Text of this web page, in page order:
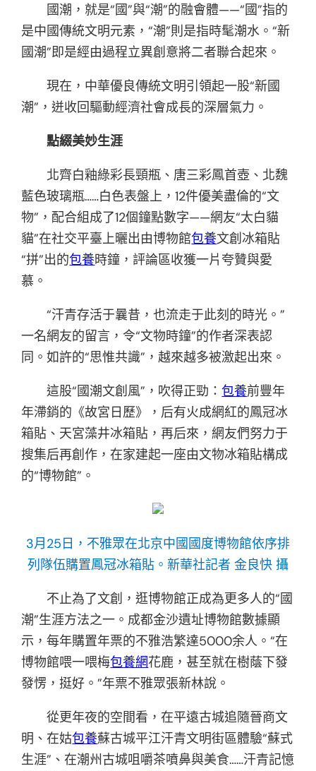
國潮，就是“國”與“潮”的融會體——“國”指的
是中國傳統文明元素，“潮”則是指時髦潮水。“新
國潮”即是經由過程立異創意將二者聯合起來。
現在，中華優良傳統文明引領起一股“新國
潮”，迸收回驅動經濟社會成長的深層氣力。
點綴美妙生涯
北齊白釉綠彩長頸瓶、唐三彩鳳首壺、北魏
藍色玻璃瓶……白色表盤上，12件優美盡倫的“文
物”，配合組成了12個鐘點數字——網友“太白貓
貓”在社交平臺上曬出由博物館包養文創冰箱貼
“拼”出的包養時鐘，評論區收獲一片夸贊與愛
慕。
“汗青存活于曩昔，也流走于此刻的時光。”
一名網友的留言，令“文物時鐘”的作者深表認
同。如許的“思惟共識”，越來越多被激起出來。
這股“國潮文創風”，吹得正勁：包養前豐年
年滯銷的《故宮日歷》，后有火成網紅的鳳冠冰
箱貼、天宮藻井冰箱貼，再后來，網友們努力于
搜集后再創作，在家建起一座由文物冰箱貼構成
的“博物館”。
3月25日，不雅眾在北京中國國度博物館依序排
列隊伍購置鳳冠冰箱貼。新華社記者 金良快 攝
不止為了文創，逛博物館正成為更多人的“國
潮”生涯方法之一。成都金沙遺址博物館數據顯
示，每年購置年票的不雅浩繁達5000余人。“在
博物館喂一喂梅包養網花鹿，甚至就在樹蔭下發
發愣，挺好。”年票不雅眾張新林說。
從更年夜的空間看，在平遠古城追隨晉商文
明、在姑包養蘇古城平江汗青文明街區體驗“蘇式
生涯”、在潮州古城咀嚼茶噴鼻與美食……汗青記憶